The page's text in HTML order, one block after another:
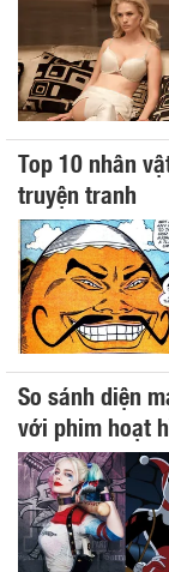
Top 10 nhân
truyện tranh
So sánh diện
với phim hoạt